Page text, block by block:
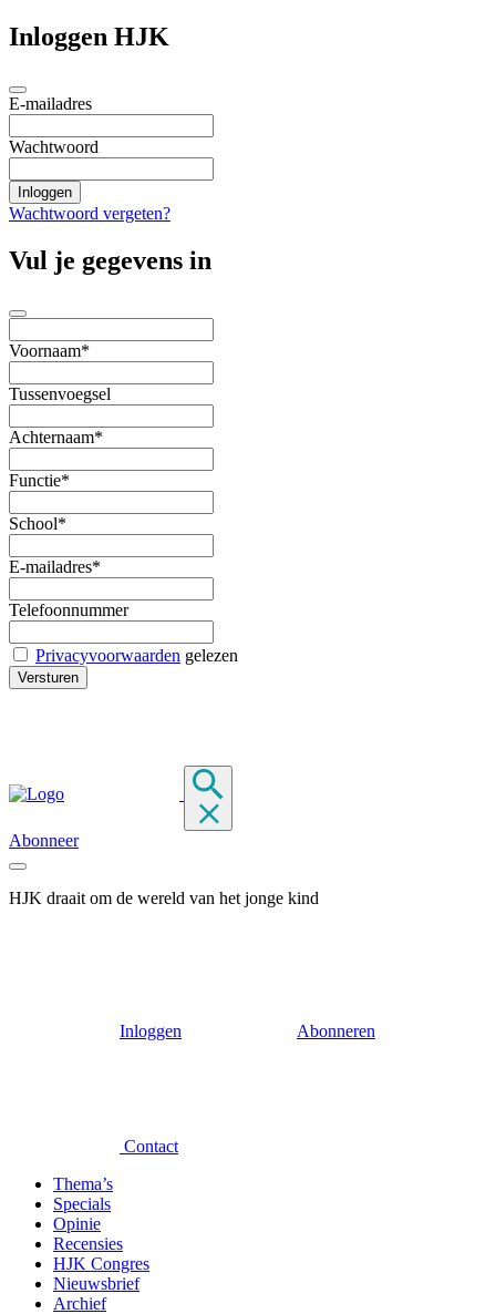
Inloggen HJK
E-mailadres
Wachtwoord
Wachtwoord vergeten?
Vul je gegevens in
Voornaam*
Tussenvoegsel
Achternaam*
Functie*
School*
E-mailadres*
Telefoonnummer
Privacyvoorwaarden gelezen
Abonneer
HJK draait om de wereld van het jonge kind
Inloggen Abonneren
Contact
Thema’s
Specials
Opinie
Recensies
HJK Congres
Nieuwsbrief
Archief